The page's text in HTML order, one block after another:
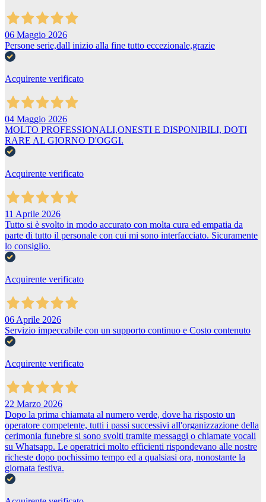
06 Maggio 2026
Persone serie,dall inizio alla fine tutto eccezionale,grazie
Acquirente verificato
04 Maggio 2026
MOLTO PROFESSIONALI,ONESTI E DISPONIBILI, DOTI
RARE AL GIORNO D'OGGI.
Acquirente verificato
11 Aprile 2026
Tutto si è svolto in modo accurato con molta cura ed empatia da
parte di tutto il personale con cui mi sono interfacciato. Sicuramente
lo consiglio.
Acquirente verificato
06 Aprile 2026
Servizio impeccabile con un supporto continuo e Costo contenuto
Acquirente verificato
22 Marzo 2026
Dopo la prima chiamata al numero verde, dove ha risposto un
operatore competente, tutti i passi successivi all'organizzazione della
cerimonia funebre si sono svolti tramite messaggi o chiamate vocali
su Whatsapp. Le operatrici molto efficienti rispondevano alle nostre
richeste dopo pochissimo tempo ed a qualsiasi ora, nonostante la
giornata festiva.